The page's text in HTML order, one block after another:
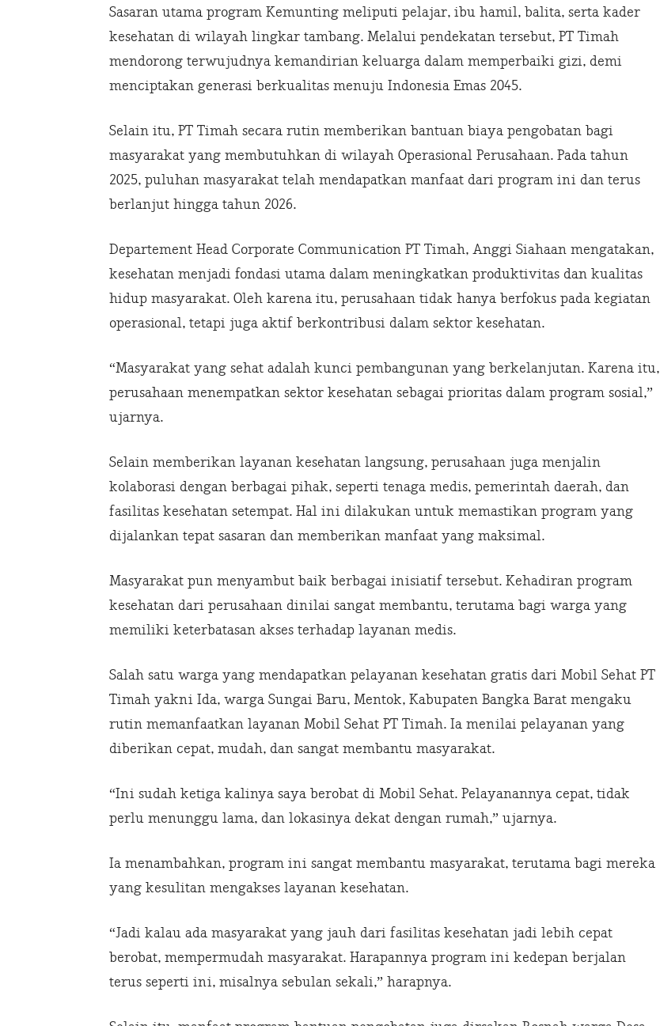
Sasaran utama program Kemunting meliputi pelajar, ibu hamil, balita, serta kader
kesehatan di wilayah lingkar tambang. Melalui pendekatan tersebut, PT Timah
mendorong terwujudnya kemandirian keluarga dalam memperbaiki gizi, demi
menciptakan generasi berkualitas menuju Indonesia Emas 2045.
Selain itu, PT Timah secara rutin memberikan bantuan biaya pengobatan bagi
masyarakat yang membutuhkan di wilayah Operasional Perusahaan. Pada tahun
2025, puluhan masyarakat telah mendapatkan manfaat dari program ini dan terus
berlanjut hingga tahun 2026.
Departement Head Corporate Communication PT Timah, Anggi Siahaan mengatakan,
kesehatan menjadi fondasi utama dalam meningkatkan produktivitas dan kualitas
hidup masyarakat. Oleh karena itu, perusahaan tidak hanya berfokus pada kegiatan
operasional, tetapi juga aktif berkontribusi dalam sektor kesehatan.
“Masyarakat yang sehat adalah kunci pembangunan yang berkelanjutan. Karena itu,
perusahaan menempatkan sektor kesehatan sebagai prioritas dalam program sosial,”
ujarnya.
Selain memberikan layanan kesehatan langsung, perusahaan juga menjalin
kolaborasi dengan berbagai pihak, seperti tenaga medis, pemerintah daerah, dan
fasilitas kesehatan setempat. Hal ini dilakukan untuk memastikan program yang
dijalankan tepat sasaran dan memberikan manfaat yang maksimal.
Masyarakat pun menyambut baik berbagai inisiatif tersebut. Kehadiran program
kesehatan dari perusahaan dinilai sangat membantu, terutama bagi warga yang
memiliki keterbatasan akses terhadap layanan medis.
Salah satu warga yang mendapatkan pelayanan kesehatan gratis dari Mobil Sehat PT
Timah yakni Ida, warga Sungai Baru, Mentok, Kabupaten Bangka Barat mengaku
rutin memanfaatkan layanan Mobil Sehat PT Timah. Ia menilai pelayanan yang
diberikan cepat, mudah, dan sangat membantu masyarakat.
“Ini sudah ketiga kalinya saya berobat di Mobil Sehat. Pelayanannya cepat, tidak
perlu menunggu lama, dan lokasinya dekat dengan rumah,” ujarnya.
Ia menambahkan, program ini sangat membantu masyarakat, terutama bagi mereka
yang kesulitan mengakses layanan kesehatan.
“Jadi kalau ada masyarakat yang jauh dari fasilitas kesehatan jadi lebih cepat
berobat, mempermudah masyarakat. Harapannya program ini kedepan berjalan
terus seperti ini, misalnya sebulan sekali,” harapnya.